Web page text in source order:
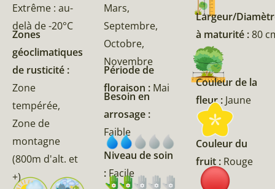
Extrême : au-
delà de -20°C
Zones
géoclimatiques
de rusticité :
Zone
tempérée,
Zone de
montagne
(800m d'alt. et
+)
Mars,
Septembre,
Octobre,
Novembre
Période de
floraison : Mai
Besoin en
arrosage :
Faible
Niveau de soin
: Facile
Largeur/
à maturité :80
Couleur de la
fleur : Jaune
Couleur du
fruit : Rouge